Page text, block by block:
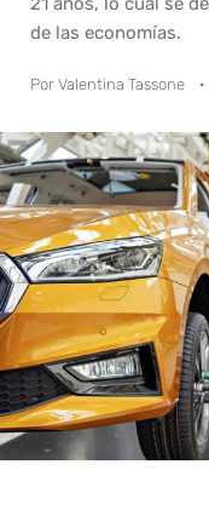
de las economías.
Por Valentina Tassone ·